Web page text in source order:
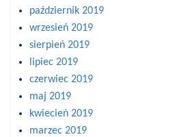
październik 2019
wrzesień 2019
sierpień 2019
lipiec 2019
czerwiec 2019
maj 2019
kwiecień 2019
marzec 2019